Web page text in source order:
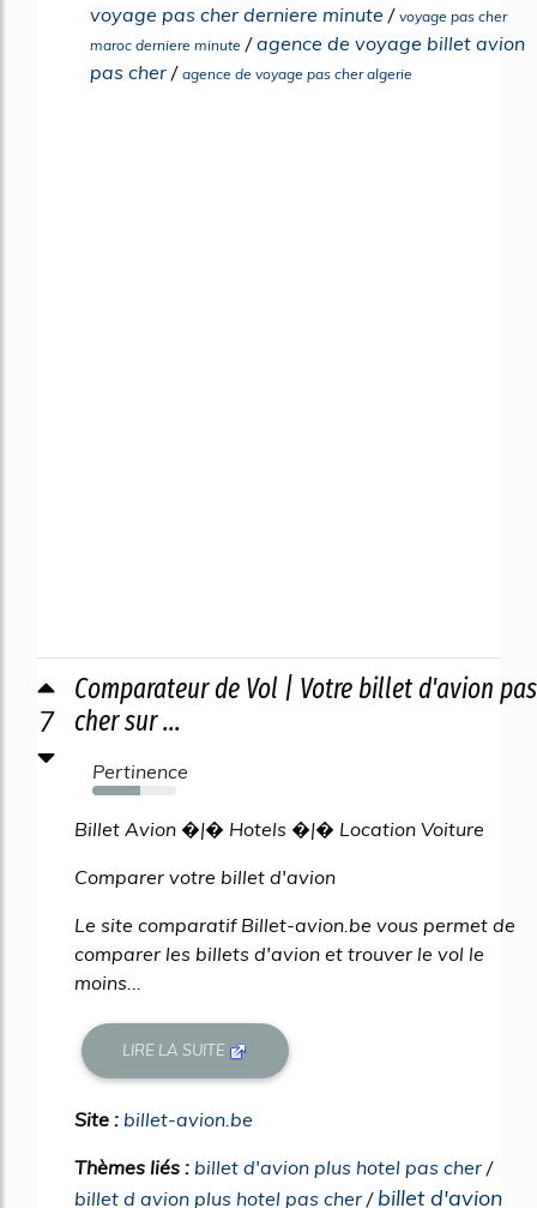
voyage pas cher derniere minute / voyage pas cher
maroc derniere minute /agence de voyage billet avion
pas cher / agence de voyage pas cher algerie
7
Comparateur de Vol | Votre billet d'avion pas
cher sur ...
Pertinence
57%
Billet Avion �|� Hotels �|� Location Voiture
Comparer votre billet d'avion
Le site comparatif Billet-avion.be vous permet de
comparer les billets d'avion et trouver le vol le
moins...
LIRE LA SUITE
Site : billet-avion.be
Thèmes liés : billet d'avion plus hotel pas cher /
billet d avion plus hotel pas cher / billet d'avion